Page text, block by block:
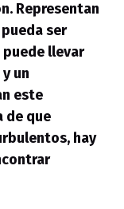
Representan
ser
llevar
un
este
de que
hay